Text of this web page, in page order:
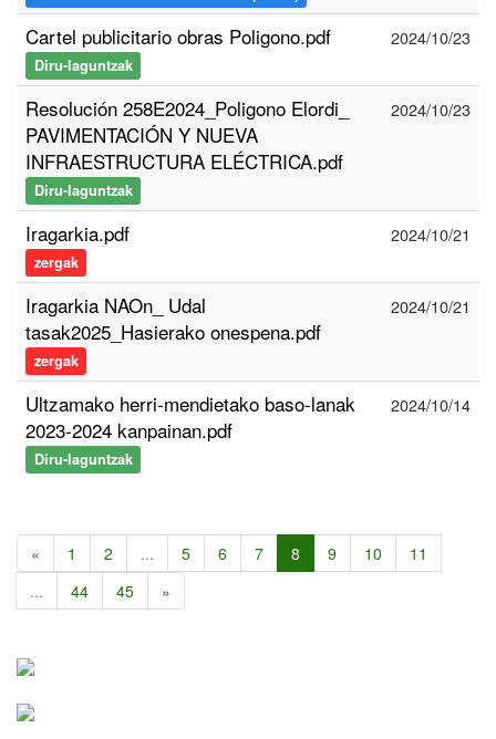
Cartel publicitario obras Poligono.pdf
Diru-laguntzak
2024/10/23
Resolución 258E2024_Poligono Elordi_
PAVIMENTACIÓN Y NUEVA
INFRAESTRUCTURA ELÉCTRICA.pdf
Diru-laguntzak
2024/10/23
Iragarkia.pdf
zergak
2024/10/21
Iragarkia NAOn_ Udal
tasak2025_Hasierako onespena.pdf
zergak
2024/10/21
Ultzamako herri-mendietako baso-lanak
2023-2024 kanpainan.pdf
Diru-laguntzak
2024/10/14
« 1 2 ... 5 6 7 8 9 10
11
...
44 45 »